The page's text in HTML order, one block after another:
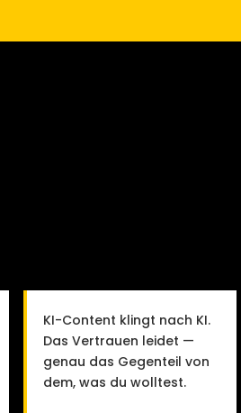
KI-Content klingt nach KI.
Das Vertrauen leidet —
genau das Gegenteil von
dem, was du wolltest.